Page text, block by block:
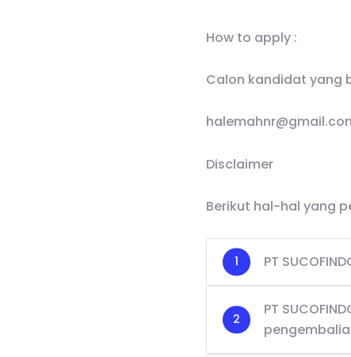
How to apply :
Calon kandidat yang
Disclaimer
Berikut hal-hal yang
PT
PT